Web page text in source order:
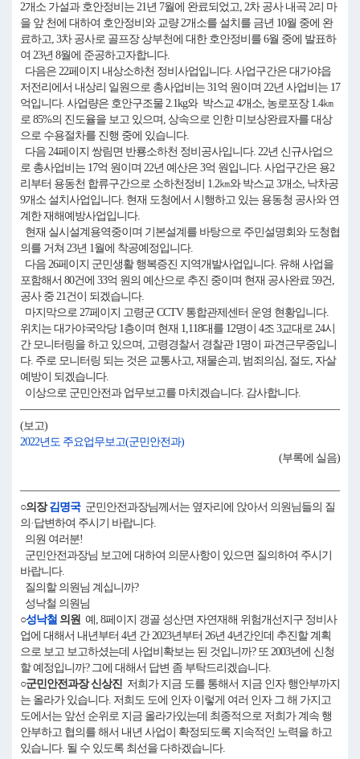
2개소 가설과 호안정비는 21년 7월에 완료되었고, 2차 공사 내곡 2리 마
을 앞 천에 대하여 호안정비와 교량 2개소를 설치를 금년 10월 중에 완
료하고, 3차 공사로 골프장 상부천에 대한 호안정비를 6월 중에 발표하
여 23년 8월에 준공하고자합니다.
다음은 22페이지 내상소하천 정비사업입니다. 사업구간은 대가야읍
저전리에서 내상리 일원으로 총사업비는 31억 원이며 22년 사업비는 17
억입니다. 사업량은 호안구조물 2.1kg와 박스교 4개소, 농로포장 1.4㎞
로 85%의 진도율을 보고 있으며, 상속으로 인한 미보상완료자를 대상
으로 수용절차를 진행 중에 있습니다.
다음 24페이지 쌍림면 반룡소하천 정비공사입니다. 22년 신규사업으
로 총사업비는 17억 원이며 22년 예산은 3억 원입니다. 사업구간은 용2
리부터 용동천 합류구간으로 소하천정비 1.2㎞와 박스교 3개소, 낙차공
9개소 설치사업입니다. 현재 도청에서 시행하고 있는 용동청 공사와 연
계한 재해예방사업입니다.
현재 실시설계용역중이며 기본설계를 바탕으로 주민설명회와 도청협
의를 거쳐 23년 1월에 착공예정입니다.
다음 26페이지 군민생활 행복증진 지역개발사업입니다. 유해 사업을
포함해서 80건에 33억 원의 예산으로 추진 중이며 현재 공사완료 59건,
공사 중 21건이 되겠습니다.
마지막으로 27페이지 고령군 CCTV 통합관제센터 운영 현황입니다.
위치는 대가야국악당 1층이며 현재 1,118대를 12명이 4조 3교대로 24시
간 모니터링을 하고 있으며, 고령경찰서 경찰관 1명이 파견근무중입니
다. 주로 모니터링 되는 것은 교통사고, 재물손괴, 범죄의심, 절도, 자살
예방이 되겠습니다.
이상으로 군민안전과 업무보고를 마치겠습니다. 감사합니다.
(보고)
2022년도 주요업무보고(군민안전과)
(부록에 실음)
○의장김명국군민안전과장님께서는 옆자리에 앉아서 의원님들의 질
의·답변하여 주시기 바랍니다.
의원 여러분!
군민안전과장님 보고에 대하여 의문사항이 있으면 질의하여 주시기
바랍니다.
질의할 의원님 계십니까?
성낙철 의원님
○성낙철 의원 예, 8페이지 갱골 성산면 자연재해 위험개선지구 정비사
업에 대해서 내년부터 4년 간 2023년부터 26년 4년간인데 추진할 계획
으로 보고 보고하셨는데 사업비확보는 된 것입니까? 또 2003년에 신청
할 예정입니까? 그에 대해서 답변 좀 부탁드리겠습니다.
○군민안전과장 신상진 저희가 지금 도를 통해서 지금 인자 행안부까지
는 올라가 있습니다. 저희도 도에 인자 이렇게 여러 인자 그 해 가지고
도에서는 앞선 순위로 지금 올라가있는데 최종적으로 저희가 계속 행
안부하고 협의를 해서 내년 사업이 확정되도록 지속적인 노력을 하고
있습니다. 될 수 있도록 최선을 다하겠습니다.